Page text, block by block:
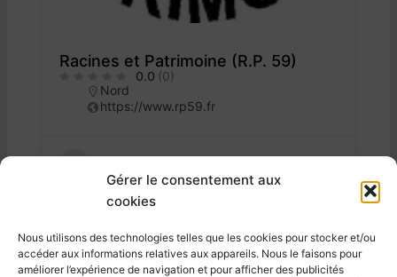
Gérer le consentement aux
cookies
Nous utilisons des technologies telles que les cookies pour stocker et/ou
accéder aux informations relatives aux appareils. Nous le faisons pour
améliorer l’expérience de navigation et pour afficher des publicités
Racines et Patrimoine (R.P. 59)
0.0 (0)
Nord
https://www.rp59.fr